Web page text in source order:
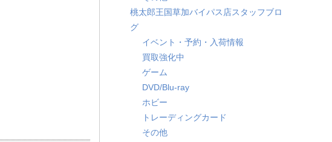
桃太郎王国草加バイパス店スタッフブロ
グ
イベント・予約・入荷情報
買取強化中
ゲーム
DVD/Blu-ray
ホビー
トレーディングカード
その他